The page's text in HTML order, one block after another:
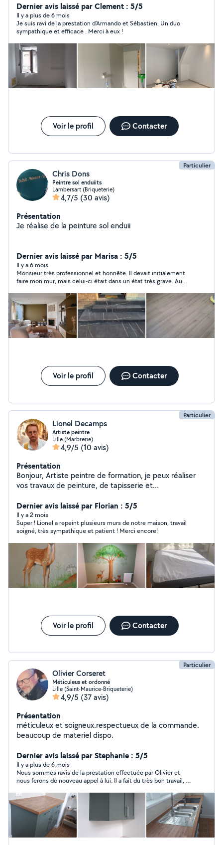
avec une qualification supérieure. N'hésitez pas à me
contacter pour vos travaux de Placo , Enduit , Peinture ,
Carrelage , Parquet. Merci
Dernier avis laissé par Clement : 5/5
Il y a plus de 6 mois
Je suis ravi de la prestation d’Armando et Sébastien. Un duo
sympathique et efficace . Merci à eux !
Voir le profil Contacter
Particulier
Chris Dons
Peintre sol enduiits
Lambersart (Briqueterie)
4,7/5 (30 avis)
Présentation
Je réalise de la peinture sol enduii
Dernier avis laissé par Marisa : 5/5
Il y a 6 mois
Monsieur très professionnel et honnête. Il devait initialement
faire mon mur, mais celui-ci était dans un état très grave. Au
qu’il fallait faire en priorité. Quelques jours plus tard, il est
même revenu pour m’aider avec mon déménagement.
Personne sérieuse, serviable et de bon conseil. Je
recommande sans hésitation. Top Top
Voir le profil Contacter
Particulier
Lionel Decamps
Artiste peintre
Lille (Marbrerie)
4,9/5 (10 avis)
Présentation
Bonjour, Artiste peintre de formation, je peux réaliser
vos travaux de peinture, de tapisserie et
Dernier avis laissé par Florian : 5/5
Il y a 2 mois
Super ! Lionel a repeint plusieurs murs de notre maison, travail
soigné, très sympathique et patient ! Merci encore!
Voir le profil Contacter
Particulier
Olivier Corseret
Méticuleux et ordonné
Lille (Saint-Maurice-Briqueterie)
4,9/5 (37 avis)
Présentation
méticuleux et soigneux.respectueux de la commande.
beaucoup de materiel dispo.
Dernier avis laissé par Stephanie : 5/5
Il y a plus de 6 mois
Nous sommes ravis de la prestation effectuée par Olivier et
nous ferons de nouveau appel à lui. Il a fait du très bon travail, il
donné plein de bons conseils pour nos petits travaux. Dernière
chose et pas des moindres, il est très sympathique. Bref, un
vrai pro! Merci Olivier ?